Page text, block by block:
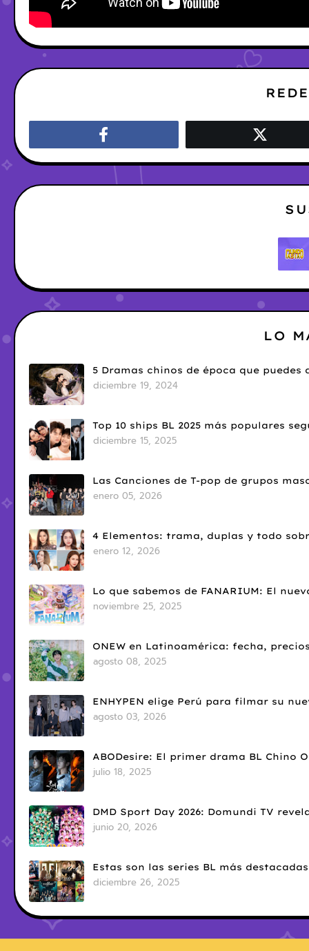
LO
5 Dramas chinos de época que
diciembre 19, 2024
Top 10 ships BL 2025 más populares
diciembre 15, 2025
Las Canciones de T-pop de grupos
enero 05, 2026
4 Elementos: trama, duplas y todo
enero 12, 2026
Lo que sabemos de FANARIUM: El
noviembre 25, 2025
ONEW en Latinoamérica: fecha,
agosto 08, 2025
ENHYPEN elige Perú para filmar su
agosto 03, 2026
ABODesire: El primer drama BL Chino
julio 18, 2025
DMD Sport Day 2026: Domundi TV
junio 20, 2026
Estas son las series BL más destacadas
diciembre 26, 2025